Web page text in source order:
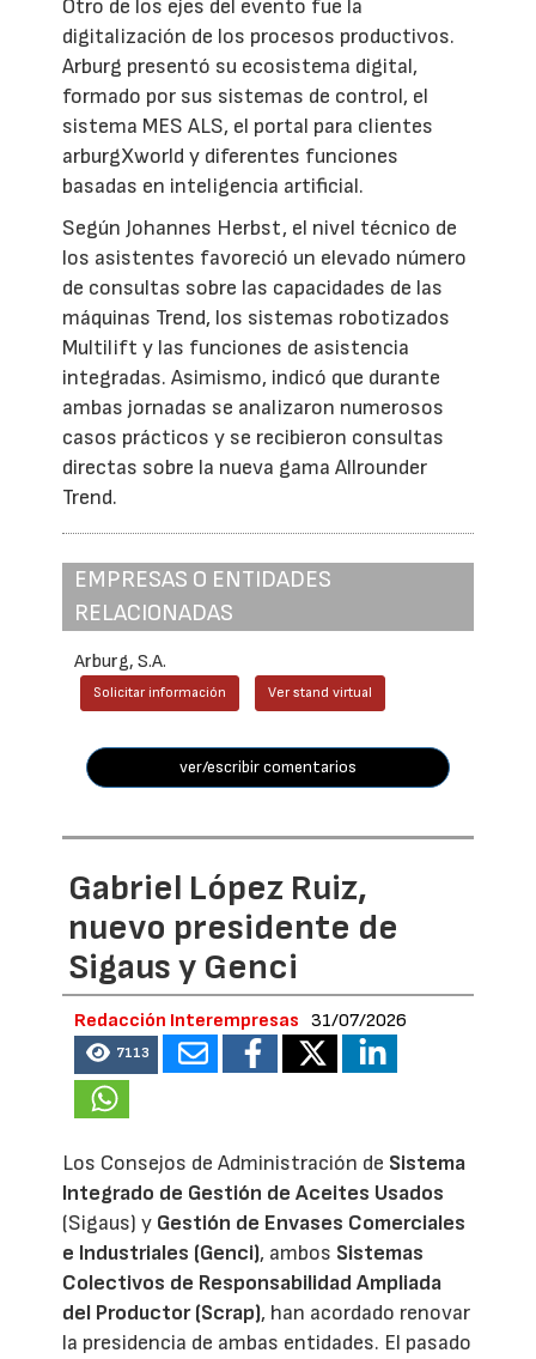
Otro de los ejes del evento fue la
digitalización de los procesos productivos.
Arburg presentó su ecosistema digital,
formado por sus sistemas de control, el
sistema MES ALS, el portal para clientes
arburgXworld y diferentes funciones
basadas en inteligencia artificial.
Según Johannes Herbst, el nivel técnico de
los asistentes favoreció un elevado número
de consultas sobre las capacidades de las
máquinas Trend, los sistemas robotizados
Multilift y las funciones de asistencia
integradas. Asimismo, indicó que durante
ambas jornadas se analizaron numerosos
casos prácticos y se recibieron consultas
directas sobre la nueva gama Allrounder
Trend.
EMPRESAS O ENTIDADES
RELACIONADAS
Arburg, S.A.
Solicitar información Ver stand virtual
ver/escribir comentarios
Gabriel López Ruiz,
nuevo presidente de
Sigaus y Genci
Redacción Interempresas 31/07/2026
7113
Los Consejos de Administración de Sistema
Integrado de Gestión de Aceites Usados
(Sigaus) y Gestión de Envases Comerciales
e Industriales (Genci), ambos Sistemas
Colectivos de Responsabilidad Ampliada
del Productor (Scrap), han acordado renovar
la presidencia de ambas entidades. El pasado